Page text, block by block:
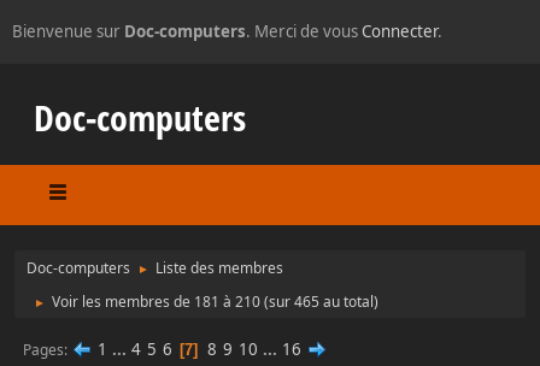
Bienvenue sur Doc-computers. Merci de vousConnecter.
Doc-computers
Doc-computers ► Liste des membres
► Voir les membres de 181 à 210(sur 465 au total)
Pages 1 ... 4 5 6 7 8 9 10 ... 16